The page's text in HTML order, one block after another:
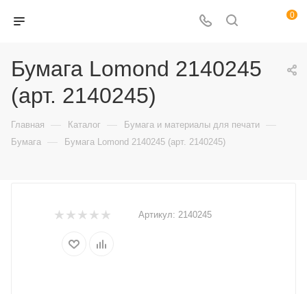
0
Бумага Lomond 2140245
(арт. 2140245)
Главная — Каталог — Бумага и материалы для печати —
Бумага — Бумага Lomond 2140245 (арт. 2140245)
Артикул: 2140245